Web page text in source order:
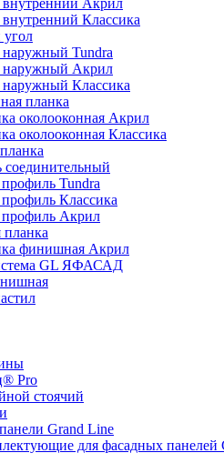
внутренний Акрил
Классика
наружный Tundra
наружный Акрил
наружный Классика
планка
околооконная Акрил
околооконная Классика
Tundra
Классика
Акрил
финишная Акрил
GL ЯФАСАД
Pro
стоячий
Grand Line
для фасадных панелей